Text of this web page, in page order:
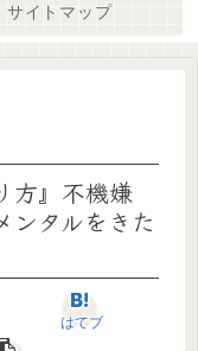
サイトマップ
方』不機嫌
ンタルをきた
はてブ